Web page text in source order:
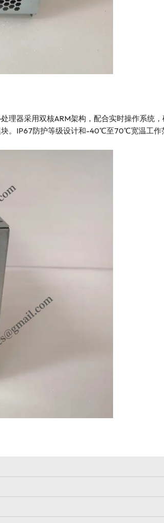
理器采用双核ARM架构，配合实时操作系统
。IP67防护等级设计和-40℃至70℃宽温工作